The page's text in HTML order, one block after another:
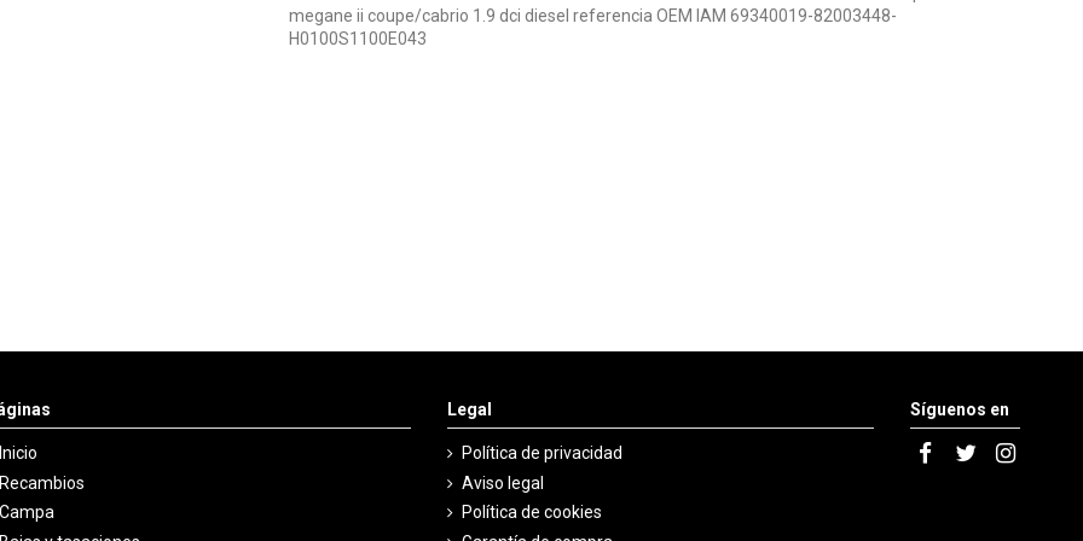
megane ii coupe/cabrio 1.9 dci diesel referencia OEM IAM 69340019-82003448-
H0100S1100E043
Inicio
Recambios
Campa
Legal
Política de privacidad
Aviso legal
Política de cookies
Síguenos en